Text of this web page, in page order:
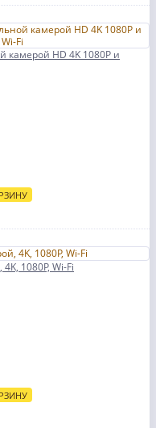
камерой HD 4K 1080P и
1080P, Wi-Fi